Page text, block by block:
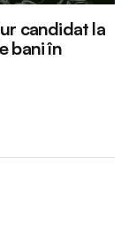
candidat la
bani în